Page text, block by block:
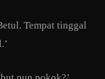
Tempat tinggal